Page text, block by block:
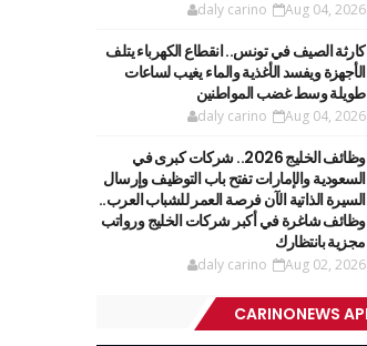
daly carino Aug 04, 2026
كارثة الصيف في تونس.. انقطاع الكهرباء يتلف
الأجهزة ويفسد الأغذية والماء يغيب لساعات
طويلة وسط غضب المواطنين
daly carino Aug 04, 2026
وظائف الخليج 2026.. شركات كبرى في
السعودية والإمارات تفتح باب التوظيف وإرسال
السيرة الذاتية الآن فرصة العمر للشباب العرب..
وظائف شاغرة في أكبر شركات الخليج ورواتب
مجزية بانتظارك
daly carino Aug 02, 2026